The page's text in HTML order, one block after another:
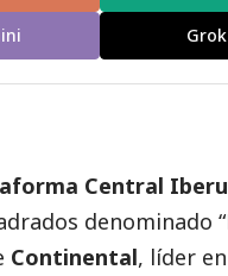
Grok
Central
denominado
Continental, líder